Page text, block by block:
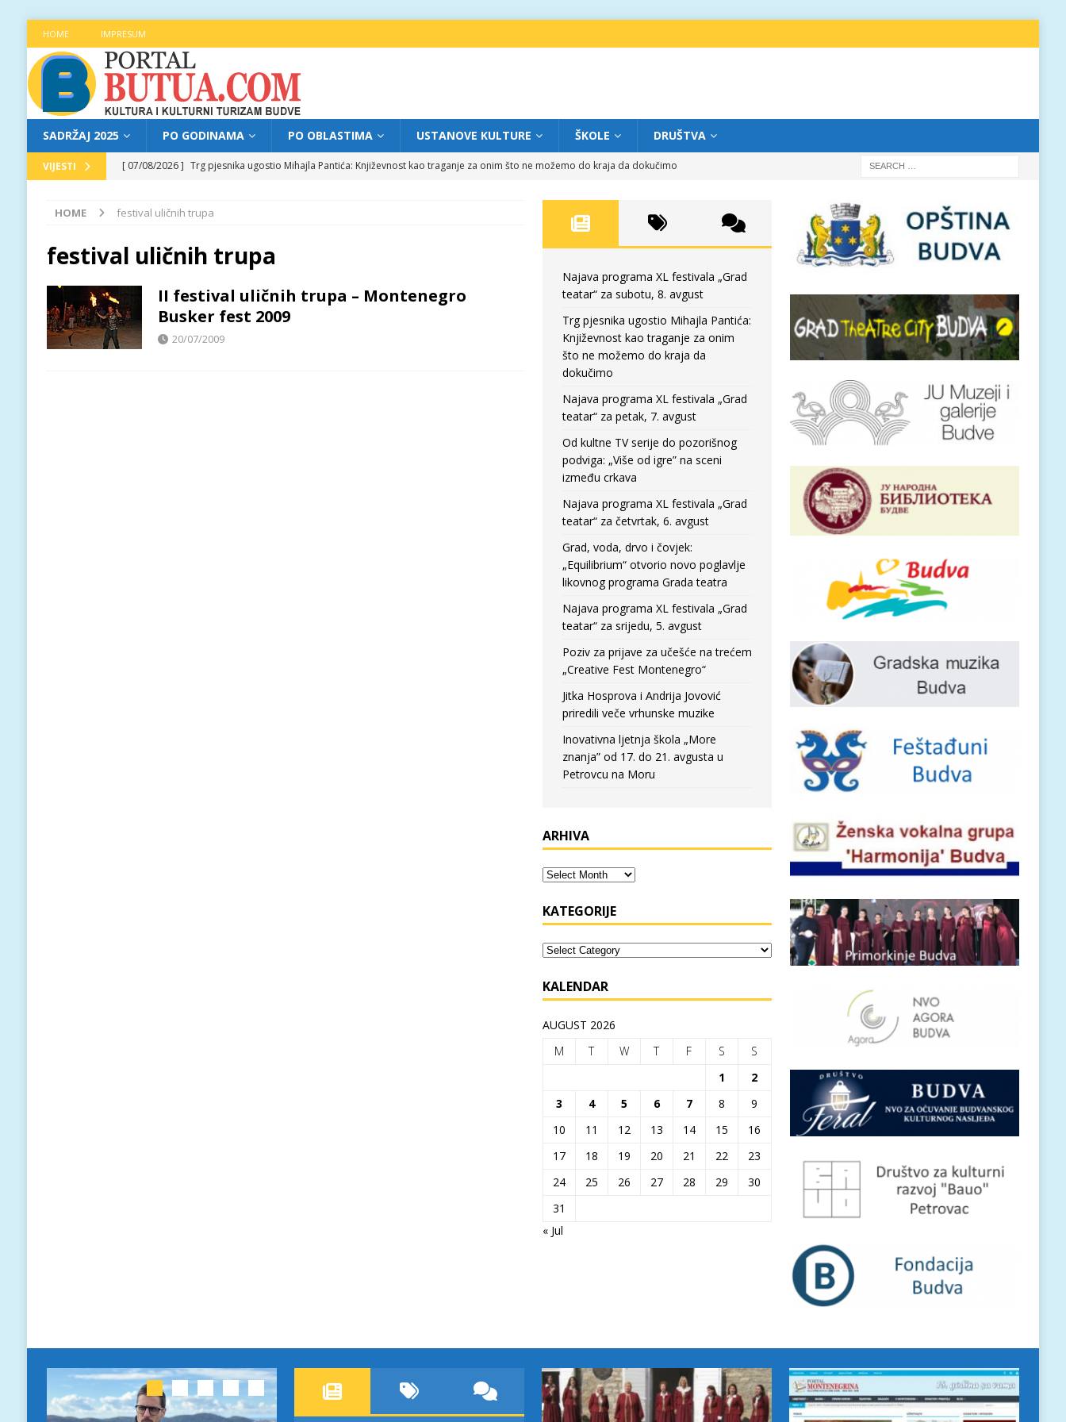
HOME IMPRESUM
SADRŽAJ 2025 PO GODINAMA PO OBLASTIMA USTANOVE KULTURE ŠKOLE DRUŠTVA
VIJESTI [ 07/08/2026 ] Trg pjesnika ugostio Mihajla Pantića: Književnost kao traganje za onim što ne možemo do kraja da dokučimo
[ 06/08/2026 ] Najava programa XL festivala „Grad teatar“ za petak, 7. avgust
[ 06/08/2026 ]
Od kultne TV serije do pozorišnog podviga: „Više od igre” na sceni između crkava
FOKUS
Najava programa XL festivala „Grad teatar“ za četvrtak, 6. avgust
[ 07/08/2026 ] Najava programa XL festivala „Grad teatar“ za subotu, 8. avgust
HOME festival uličnih trupa
festival uličnih trupa
II festival uličnih trupa – Montenegro
Busker fest 2009
20/07/2009
Najava programa XL festivala „Grad
teatar“ za subotu, 8. avgust
Trg pjesnika ugostio Mihajla Pantića:
Književnost kao traganje za onim
što ne možemo do kraja da
dokučimo
Najava programa XL festivala „Grad
teatar“ za petak, 7. avgust
Od kultne TV serije do pozorišnog
podviga: „Više od igre” na sceni
između crkava
Najava programa XL festivala „Grad
teatar“ za četvrtak, 6. avgust
Grad, voda, drvo i čovjek:
„Equilibrium“ otvorio novo poglavlje
likovnog programa Grada teatra
Najava programa XL festivala „Grad
teatar“ za srijedu, 5. avgust
Poziv za prijave za učešće na trećem
„Creative Fest Montenegro“
Jitka Hosprova i Andrija Jovović
priredili veče vrhunske muzike
Inovativna ljetnja škola „More
znanja” od 17. do 21. avgusta u
Petrovcu na Moru
ARHIVA
KATEGORIJE
KALENDAR
AUGUST 2026
M
T W T F S
S
1
2
3
4 5 6 7 8
9
10
11 12 13 14 15
16
17
18 19 20 21 22
23
24
25 26 27 28 29
30
31
« Jul